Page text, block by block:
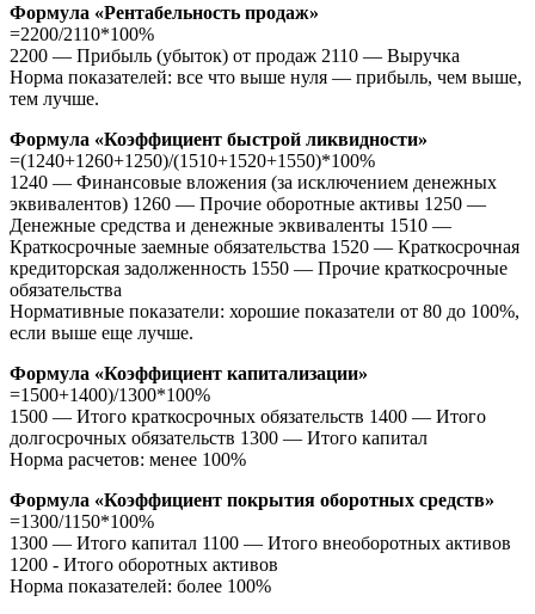
Формула «Рентабельность продаж»
=2200/2110*100%
2200 — Прибыль (убыток) от продаж 2110 — Выручка
Норма показателей: все что выше нуля — прибыль, чем выше,
тем лучше.
Формула «Коэффициент быстрой ликвидности»
=(1240+1260+1250)/(1510+1520+1550)*100%
1240 — Финансовые вложения (за исключением денежных
эквивалентов) 1260 — Прочие оборотные активы 1250 —
Денежные средства и денежные эквиваленты 1510 —
Краткосрочные заемные обязательства 1520 — Краткосрочная
кредиторская задолженность 1550 — Прочие краткосрочные
обязательства
Нормативные показатели: хорошие показатели от 80 до 100%,
если выше еще лучше.
Формула «Коэффициент капитализации»
=1500+1400)/1300*100%
1500 — Итого краткосрочных обязательств 1400 — Итого
долгосрочных обязательств 1300 — Итого капитал
Норма расчетов: менее 100%
Формула «Коэффициент покрытия оборотных средств»
=1300/1150*100%
1300 — Итого капитал 1100 — Итого внеоборотных активов
1200 - Итого оборотных активов
Норма показателей: более 100%